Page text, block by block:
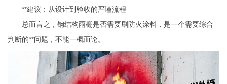
**建议：从设计到验收的严谨流程
总而言之，钢结构雨棚是否需要刷防火涂料，是一个需要综合
判断的**问题，不能一概而论。